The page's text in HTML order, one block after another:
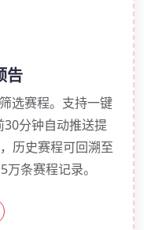
告
选赛程。支持一键
分钟自动推送提
历史赛程可回溯至
条赛程记录。